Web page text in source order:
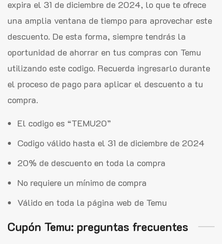
expira el 31 de diciembre de 2024, lo que te ofrece
una amplia ventana de tiempo para aprovechar este
descuento. De esta forma, siempre tendrás la
oportunidad de ahorrar en tus compras con Temu
utilizando este codigo. Recuerda ingresarlo durante
el proceso de pago para aplicar el descuento a tu
compra.
El codigo es “TEMU20”
Codigo válido hasta el 31 de diciembre de 2024
20% de descuento en toda la compra
No requiere un mínimo de compra
Válido en toda la página web de Temu
Cupón Temu: preguntas frecuentes